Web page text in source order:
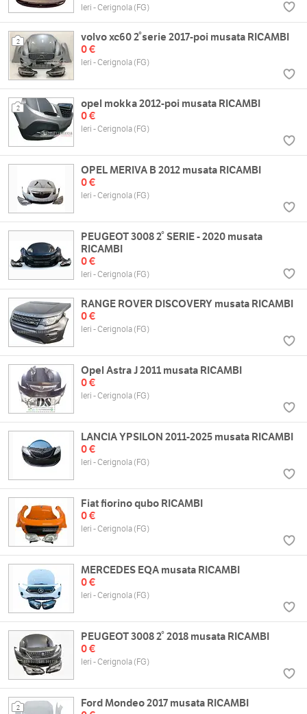
Ieri - Cerignola (FG)
2
volvo xc60 2°serie 2017-poi musata RICAMBI
0 €
Ieri - Cerignola (FG)
2
opel mokka 2012-poi musata RICAMBI
0 €
Ieri - Cerignola (FG)
OPEL MERIVA B 2012 musata RICAMBI
0 €
Ieri - Cerignola (FG)
PEUGEOT 3008 2° SERIE - 2020 musata
RICAMBI
0 €
Ieri - Cerignola (FG)
RANGE ROVER DISCOVERY musata RICAMBI
0 €
Ieri - Cerignola (FG)
Opel Astra J 2011 musata RICAMBI
0 €
Ieri - Cerignola (FG)
LANCIA YPSILON 2011-2025 musata RICAMBI
0 €
Ieri - Cerignola (FG)
Fiat fiorino qubo RICAMBI
0 €
Ieri - Cerignola (FG)
MERCEDES EQA musata RICAMBI
0 €
Ieri - Cerignola (FG)
PEUGEOT 3008 2° 2018 musata RICAMBI
0 €
Ieri - Cerignola (FG)
2
Ford Mondeo 2017 musata RICAMBI